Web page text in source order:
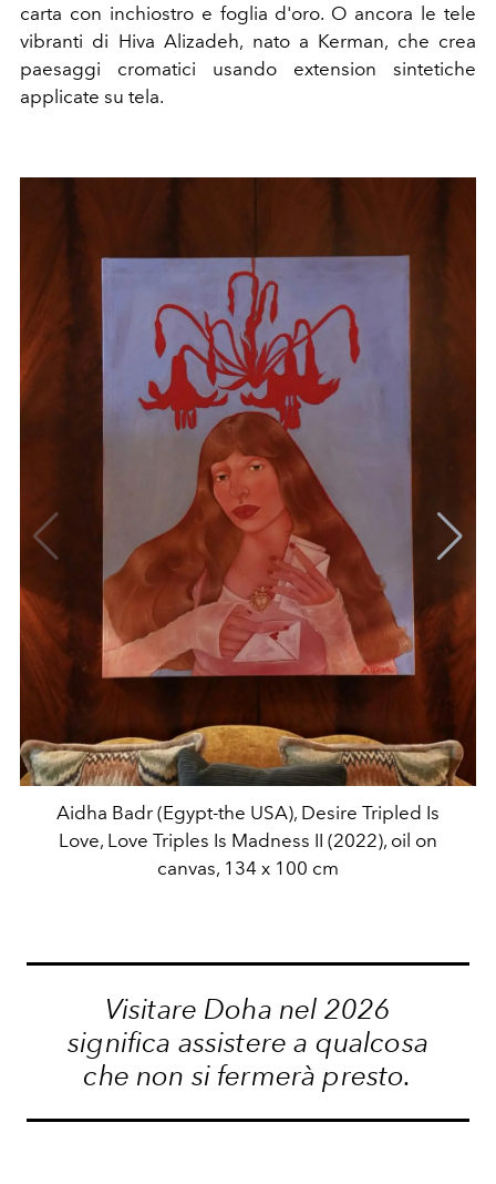
carta con inchiostro e foglia d'oro. O ancora le tele
vibranti di Hiva Alizadeh, nato a Kerman, che crea
paesaggi cromatici usando extension sintetiche
applicate su tela.
Aidha Badr (Egypt-the USA), Desire Tripled Is
Love, Love Triples Is Madness II (2022), oil on
canvas, 134 x 100 cm
Visitare Doha nel 2026
significa assistere a qualcosa
che non si fermerà presto.